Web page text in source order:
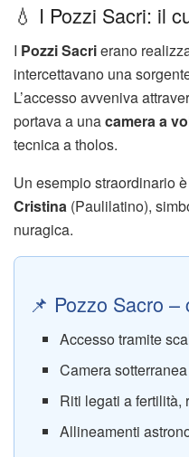
💧 I Pozzi Sacri: il
I Pozzi Sacrierano
intercettavano una
L’accesso avveniva
portava a unacamera a
tecnica a tholos.
Un esempio straordinario
Cristina (Paulilatino),
nuragica.
📌 Pozzo Sacro
Accesso tramite
Camera
Riti legati a fertilità,
Allineamenti